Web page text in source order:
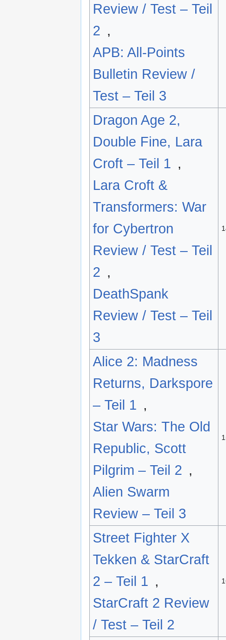
Review / Test – Teil
2 ,
APB: All-Points
Bulletin Review /
Test – Teil 3
Dragon Age 2,
Double Fine, Lara
Croft – Teil 1 ,
Lara Croft &
Transformers: War
for Cybertron
Review / Test – Teil
2 ,
DeathSpank
Review / Test – Teil
3
Alice 2: Madness
Returns, Darkspore
– Teil 1 ,
Star Wars: The Old
Republic, Scott
Pilgrim – Teil 2 ,
Alien Swarm
Review – Teil 3
Street Fighter X
Tekken & StarCraft
2 – Teil 1 ,
StarCraft 2 Review
/ Test – Teil 2